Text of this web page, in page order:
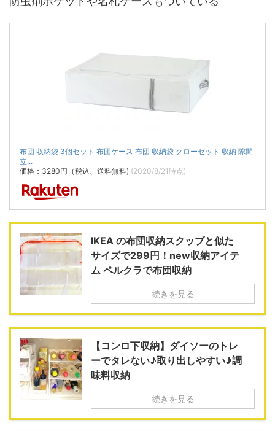
布団 収納袋 3個セット 布団ケース 布団 収納袋 クローゼット 収納 隙間
立...
価格：3280円（税込、送料無料) (2020/8/21時点)
IKEA の布団収納スクッブと似た
サイズで299円！new収納アイテ
ム ペルクラで布団収納
続きを見る
【コンロ下収納】ダイソーのトレ
ーでタレない♪取り出しやすい♪調
味料収納
続きを見る